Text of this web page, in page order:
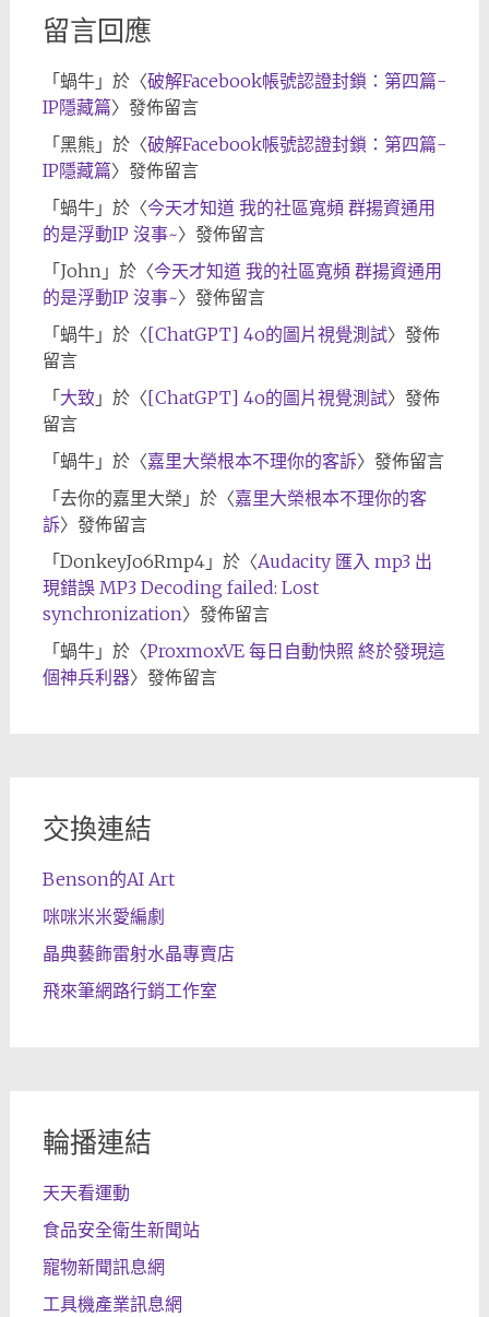
留言回應
「 蝸牛」於〈破解Facebook帳號認證封鎖：第四篇-
IP隱藏篇〉發佈留言
「 黑熊 」於〈破解Facebook帳號認證封鎖：第四篇-
IP隱藏篇〉發佈留言
「 蝸牛」於〈今天才知道 我的社區寬頻 群揚資通用
的是浮動IP 沒事~〉發佈留言
「 John」於〈今天才知道 我的社區寬頻 群揚資通用
的是浮動IP 沒事~〉發佈留言
「 蝸牛」於〈[ChatGPT] 4o的圖片視覺測試〉發佈
留言
「 大致 」於〈[ChatGPT] 4o的圖片視覺測試〉發佈
留言
「 蝸牛」於〈嘉里大榮根本不理你的客訴〉發佈留言
「 去你的嘉里大榮 」於〈嘉里大榮根本不理你的客
訴〉發佈留言
「 DonkeyJo6Rmp4」於〈Audacity 匯入 mp3 出
現錯誤 MP3 Decoding failed: Lost
synchronization〉發佈留言
「 蝸牛」於〈ProxmoxVE 每日自動快照 終於發現這
個神兵利器〉發佈留言
交換連結
Benson的AI Art
咪咪米米愛編劇
晶典藝飾雷射水晶專賣店
飛來筆網路行銷工作室
輪播連結
天天看運動
食品安全衛生新聞站
寵物新聞訊息網
工具機產業訊息網